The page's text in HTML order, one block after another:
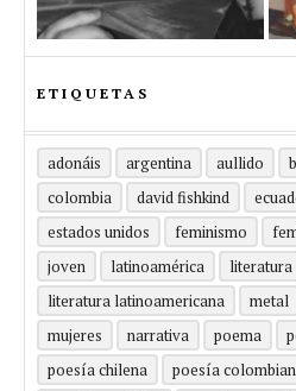
ETIQUETAS
adonáis argentina aullido
colombia
david fishkind
estados unidos
feminismo
joven
latinoamérica
literatura
literatura latinoamericana
metal
mujeres
narrativa poema
poesía chilena
poesía